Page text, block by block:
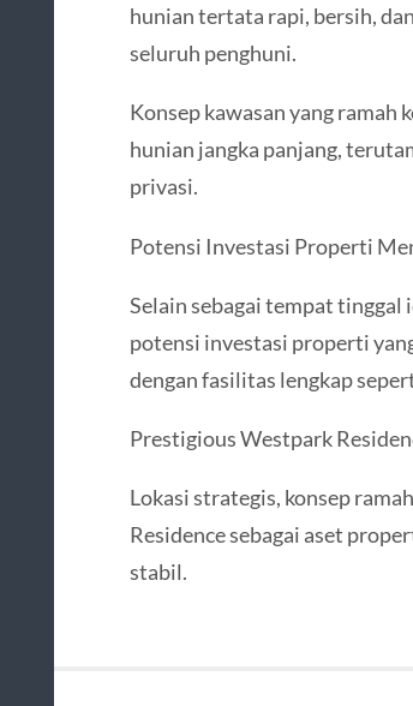
hunian tertata rapi, bersih,
seluruh penghuni.
Konsep kawasan yang ramah
hunian jangka panjang,
privasi.
Potensi Investasi Properti
Selain sebagai tempat
potensi investasi properti
dengan fasilitas lengkap
Prestigious Westpark
Lokasi strategis, konsep
Residence sebagai aset
stabil.